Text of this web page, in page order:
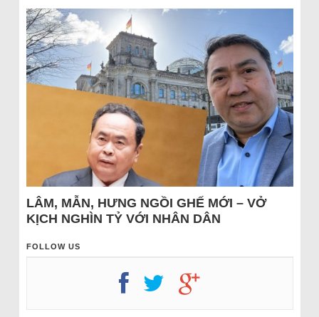
LÂM, MẪN, HƯNG NGỒI GHẾ MỚI – VỞ
KỊCH NGHÌN TỶ VỚI NHÂN DÂN
FOLLOW US